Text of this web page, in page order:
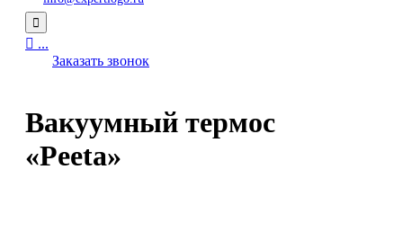

 ...
Заказать звонок
Вакуумный термос
«Peeta»